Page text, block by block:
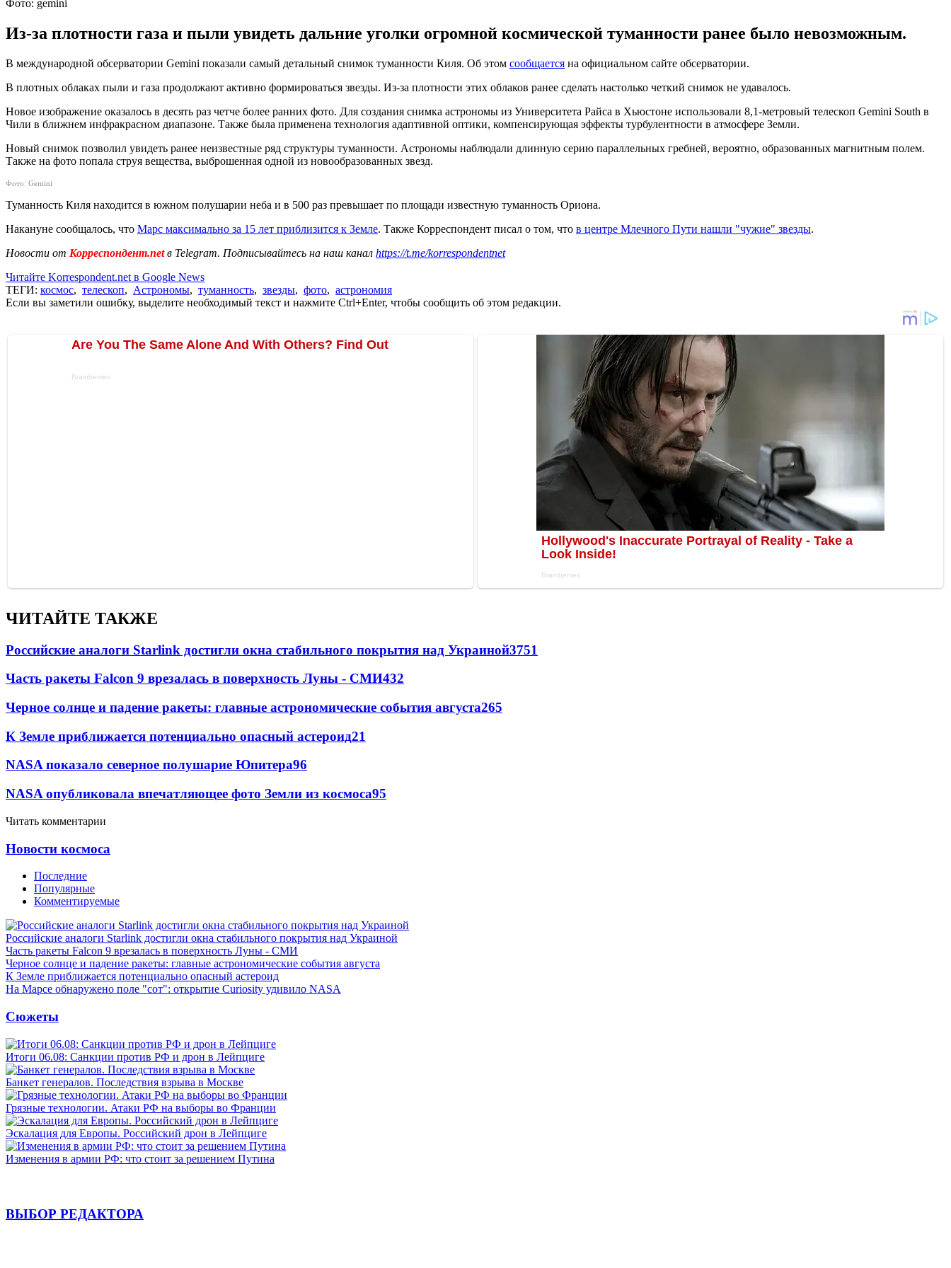
Фото: gemini
Из-за плотности газа и пыли увидеть дальние уголки огромной космической туманности ранее было невозможным.
В международной обсерватории Gemini показали самый детальный снимок туманности Киля. Об этом сообщается на официальном сайте обсерватории.
В плотных облаках пыли и газа продолжают активно формироваться звезды. Из-за плотности этих облаков ранее сделать настолько четкий снимок не удавалось.
Новое изображение оказалось в десять раз четче более ранних фото. Для создания снимка астрономы из Университета Райса в Хьюстоне использовали 8,1-метровый телескоп Gemini South в
Чили в ближнем инфракрасном диапазоне. Также была применена технология адаптивной оптики, компенсирующая эффекты турбулентности в атмосфере Земли.
Новый снимок позволил увидеть ранее неизвестные ряд структуры туманности. Астрономы наблюдали длинную серию параллельных гребней, вероятно, образованных магнитным полем.
Также на фото попала струя вещества, выброшенная одной из новообразованных звезд.
Фото: Gemini
Туманность Киля находится в южном полушарии неба и в 500 раз превышает по площади известную туманность Ориона.
Накануне сообщалось, что Марс максимально за 15 лет приблизится к Земле. Также Корреспондент писал о том, что в центре Млечного Пути нашли "чужие" звезды.
Новости от Корреспондент.netв Telegram. Подписывайтесь на наш канал https://t.me/korrespondentnet
Читайте Korrespondent.net в Google News
ТЕГИ: космос, телескоп, Астрономы, туманность, звезды, фото, астрономия
Если вы заметили ошибку, выделите необходимый текст и нажмите Ctrl+Enter, чтобы сообщить об этом редакции.
ЧИТАЙТЕ ТАКЖЕ
Российские аналоги Starlink достигли окна стабильного покрытия над Украиной3751
Часть ракеты Falcon 9 врезалась в поверхность Луны - СМИ432
Черное солнце и падение ракеты: главные астрономические события августа265
К Земле приближается потенциально опасный астероид21
NASA показало северное полушарие Юпитера96
NASA опубликовала впечатляющее фото Земли из космоса95
Читать комментарии
Новости космоса
Последние
Популярные
Комментируемые
Российские аналоги Starlink достигли окна стабильного покрытия над Украиной
Часть ракеты Falcon 9 врезалась в поверхность Луны - СМИ
Черное солнце и падение ракеты: главные астрономические события августа
К Земле приближается потенциально опасный астероид
На Марсе обнаружено поле "сот": открытие Curiosity удивило NASA
Сюжеты
Итоги 06.08: Санкции против РФ и дрон в Лейпциге
Банкет генералов. Последствия взрыва в Москве
Грязные технологии. Атаки РФ на выборы во Франции
Эскалация для Европы. Российский дрон в Лейпциге
Изменения в армии РФ: что стоит за решением Путина
ВЫБОР РЕДАКТОРА